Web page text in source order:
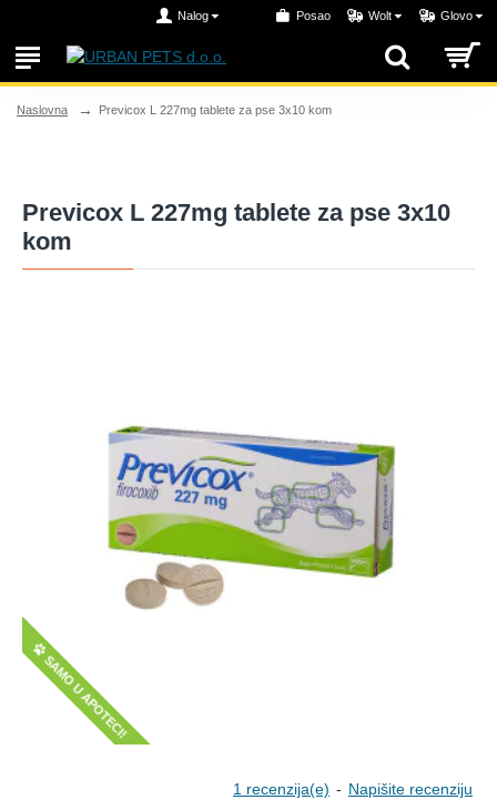
Nalog Posao Wolt Glovo
Naslovna Previcox L 227mg tablete za pse 3x10 kom
Previcox L 227mg tablete za pse 3x10
kom
SAMO U APOTECI!
1 recenzija(e) - Napišite recenziju